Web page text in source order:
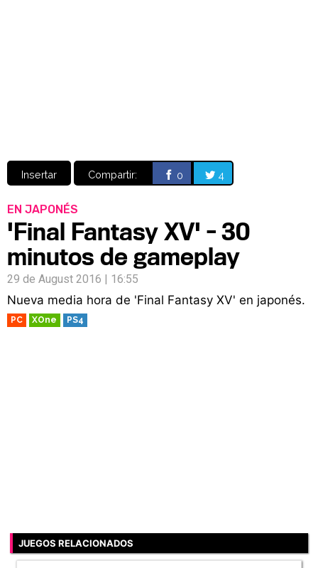
Insertar Compartir: 0 4
EN JAPONÉS
'Final Fantasy XV' - 30
minutos de gameplay
29 de August 2016 | 16:55
Nueva media hora de 'Final Fantasy XV' en japonés.
PC XOne PS4
JUEGOS RELACIONADOS